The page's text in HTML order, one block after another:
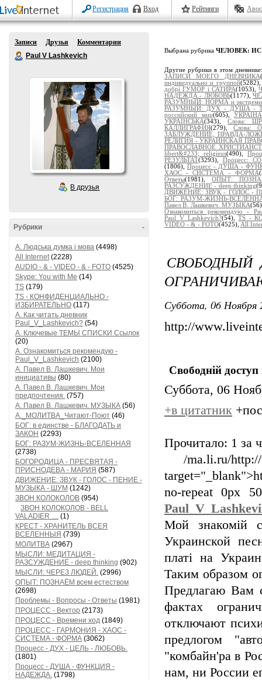
Регистрация Вход Рейтинги
Записи Друзья
Комментарии
Paul V Lashkevich
В друзья
-
Рубрики
A. Людська думка і мова (4498)
All Internet(2228)
AUDIO - & - VIDEO - & - FOTO (4525)
Skype: You with Me (14)
TS (179)
TS - КОНФИДЕНЦИАЛЬНО -
ИЗБИРАТЕЛЬНО (117)
А. Как читать дневник
Paul_V_Lashkevich? (54)
А. Ключевые ТЕМЫ СПИСКИ Ссылок
(20)
А. Ознакомиться рекомендую -
Paul_V_Lashkevich (2100)
А. Павел В. Лашкевич. Мои
инициативы (80)
А. Павел В. Лашкевич. Мои
предпочтения. (757)
А. Павел В. Лашкевич. МУЗЫКА (56)
А._МОЛИТВА_Читают-Поют (46)
БОГ: в единстве - БЛАГОДАТЬ и
ЗАКОН (2293)
БОГ: РАЗУМ-ЖИЗНЬ-ВСЕЛЕННАЯ
(2738)
БОГОРОДИЦА - ПРЕСВЯТАЯ -
ПРИСНОДЕВА - МАРИЯ (587)
ДВИЖЕНИЕ: ЗВУК - ГОЛОС - ПЕНИЕ -
МУЗЫКА - ШУМ (1242)
ЗВОН КОЛОКОЛОВ (954)
ЗВОН КОЛОКОЛОВ - BELL
VALADIER .... (1)
КРЕСТ - ХРАНИТЕЛЬ ВСЕЯ
ВСЕЛЕННЫЯ (739)
МОЛИТВА (2967)
МЫСЛИ: МЕДИТАЦИЯ -
РАЗСУЖДЕНИЕ - deep thinking (902)
МЫСЛИ: ЧЕРЕЗ ЛЮДЕЙ. (2996)
ОПЫТ: ПОЗНАЁМ всем естеством
(2698)
Проблемы - Вопросы - Ответы (1981)
ПРОЦЕСС - Вектор (2173)
ПРОЦЕСС - Времени ход (1849)
ПРОЦЕСС - ГАРМОНИЯ - ХАОС -
СИСТЕМА - ФОРМА (3062)
Процесс - ДУХ - ЦЕЛЬ - ЛЮБОВЬ.
(1801)
Процесс - ДУША - ФУНКЦИЯ -
НАДЕЖДА. (1798)
Выбрана рубрика ЧЕЛОВЕК:
Другие рубрики в этом
ЗАПИСИ МОЕГО ДНЕВНИКА
индивидуально и группой
добрі ГУМОР і САТИРА(1053),
НАДЕЖДА - ЛЮБОВЬ(1177),
РАЗУМНЫЙ: НОРМА и
РАЗУМНЫЙ: ДУХ - ДУША -
российский мир(605),
УКРАЇНСЬКА(343), Слова:
КАЛЛИГРАФИЯ(279), Слова:
ЗАБЛУЖДЕНИЕ, ПРАВДА-
РЕЛИГИЯ - УКРАИНСКАЯ
ПРАВОСЛАВНОЕ
libert&#233; religieus(490),
РЕЗУЛЬТАТ(3293), Процесс:
(1806), Процесс - ДУША -
ХАОС - СИСТЕМА - ФОРМА
Ответы(1981), ОПЫТ:
РАЗСУЖДЕНИЕ - deep thinking
ДВИЖЕНИЕ: ЗВУК - ГОЛОС -
БОГ: РАЗУМ-ЖИЗНЬ-
Павел В. Лашкевич. МУЗЫКА
Ознакомиться рекомендую -
Paul_V_Lashkevich?(54),TS -
VIDEO - & - FOTO(4525), All
СВОБОДНЫЙ
Суббота, 06 Ноября
http://
Свободній
Суббота, 06
+в цитатник
Прочитало: 1 за
/ma.li.ru/
no-repeat 0px
Мой знакомій
Украинской
платі на
Таким образом
Предлагаю Вам
фактах
отключают
предлогом
"комбайн'ра в
нам, ни России